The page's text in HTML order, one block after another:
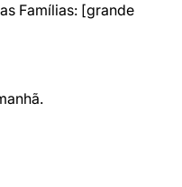
Famílias: [grande